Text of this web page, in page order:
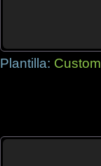
Plantilla: Custom